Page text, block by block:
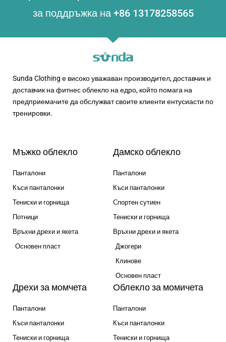
за поддръжка на +86 13178258565
Sunda Clothing е високо уважаван производител, доставчик и
доставчик на фитнес облекло на едро, който помага на
предприемачите да обслужват своите клиенти ентусиасти по
тренировки.
Мъжко облекло
Панталони
Къси панталонки
Тениски и горнища
Потници
Връхни дрехи и якета
Основен пласт
Дамско облекло
Панталони
Къси панталонки
Спортен сутиен
Тениски и горнища
Връхни дрехи и якета
Джогери
Клинове
Основен пласт
Дрехи за момчета
Панталони
Къси панталонки
Тениски и горнища
Облекло за момичета
Панталони
Къси панталонки
Тениски и горнища